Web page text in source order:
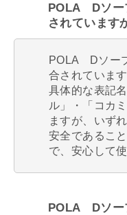
POLA Dソー
されています
POLA Dソー
合されています
具体的な表記
ル」・「コカ
ますが、いず
安全であるこ
で、安心して
POLA Dソー